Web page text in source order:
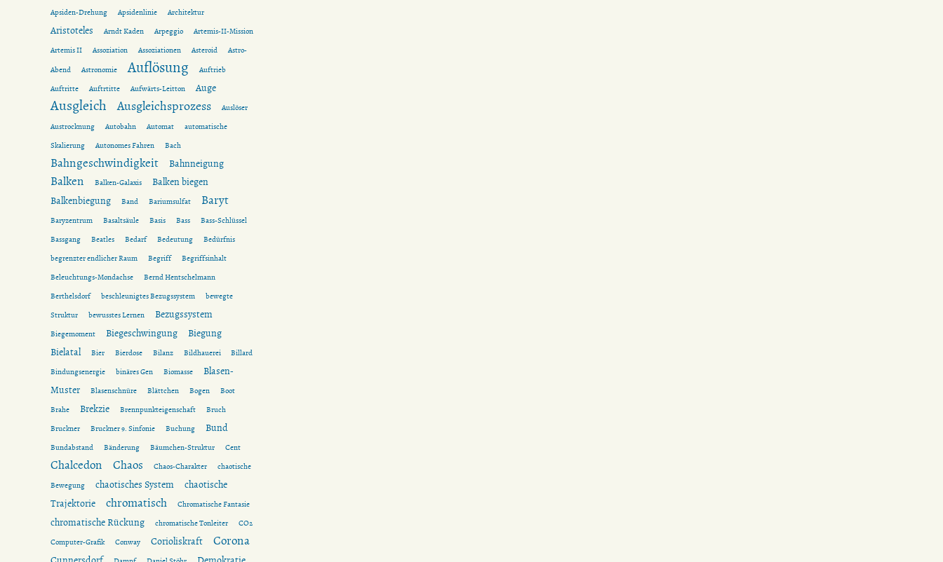
Apsiden-Drehung
Apsidenlinie Architektur
Aristoteles Arndt Kaden Arpeggio
Artemis-II-Mission
Artemis II
Assoziation Assoziationen Asteroid
Astro-
Abend
Astronomie Auflösung
Auftrieb
Auftritte
Auftrtitte Aufwärts-Leitton Auge
Ausgleich Ausgleichsprozess
Auslöser
Austrocknung
Autobahn Automat
automatische
Skalierung
Autonomes Fahren Bach
Bahngeschwindigkeit Bahnneigung
Balken Balken-Galaxis
Balken biegen
Balkenbiegung
Band Bariumsulfat Baryt
Baryzentrum Basaltsäule Basis Bass
Bass-Schlüssel
Bassgang
Beatles Bedarf Bedeutung
Bedürfnis
begrenzter endlicher Raum
Begriff
Begriffsinhalt
Beleuchtungs-Mondachse
Bernd Hentschelmann
Berthelsdorf
beschleunigtes Bezugssystem
bewegte
Struktur
bewusstes Lernen Bezugssystem
Biegemoment Biegeschwingung
Biegung
Bielatal
Bier Bierdose Bilanz Bildhauerei
Billard
Bindungsenergie
binäres Gen Biomasse
Blasen-
Muster
Blasenschnüre Blättchen Bogen
Boot
Brahe
Brekzie Brennpunkteigenschaft
Bruch
Bruckner
Bruckner 9. Sinfonie Buchung Bund
Bundabstand Bänderung Bäumchen-Struktur Cent
Chalcedon Chaos Chaos-Charakter
chaotische
Bewegung
chaotisches System
chaotische
Trajektorie
chromatisch Chromatische Fantasie
chromatische Rückung chromatische Tonleiter
CO2
Computer-Grafik
Conway Corioliskraft Corona